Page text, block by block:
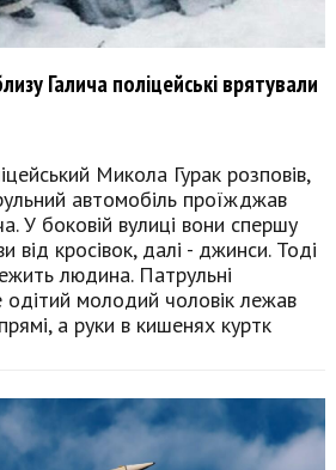
Галича поліцейські врятували
Микола Гурак розповів,
автомобіль проїжджав
У боковій вулиці вони спершу
від кросівок, далі - джинси. Тоді
людина. Патрульні
молодий чоловік лежав
а руки в кишенях куртк